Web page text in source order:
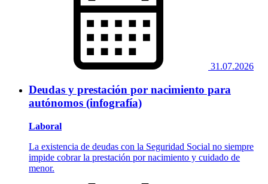
31.07.2026
Deudas y prestación por nacimiento para
autónomos (infografía)
Laboral
La existencia de deudas con la Seguridad Social no siempre
impide cobrar la prestación por nacimiento y cuidado de
menor.